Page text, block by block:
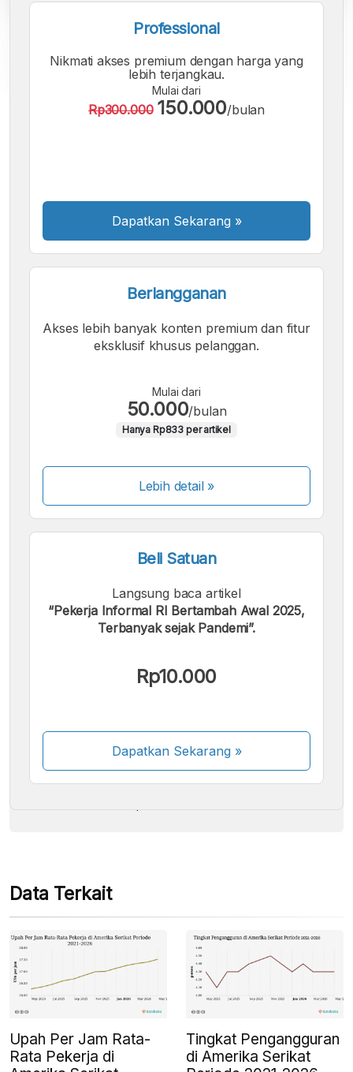
A A A
Professional
Nikmati akses premium dengan harga yang
lebih terjangkau.
Mulai dari
Rp300.000 150.000/bulan
Dapatkan Sekarang »
Berlangganan
Akses lebih banyak konten premium dan fitur
eksklusif khusus pelanggan.
Mulai dari
50.000/bulan
Hanya Rp833 per artikel
Lebih detail »
Beli Satuan
Langsung baca artikel
“Pekerja Informal RI Bertambah Awal 2025,
Terbanyak sejak Pandemi”.
Rp10.000
Dapatkan Sekarang»
Kami menerima pembayaran berikut:
Beberapa metode pembayaran masih dalam
Data Terkait
Upah Per Jam Rata-
Rata Pekerja di
Tingkat Pengangguran
di Amerika Serikat